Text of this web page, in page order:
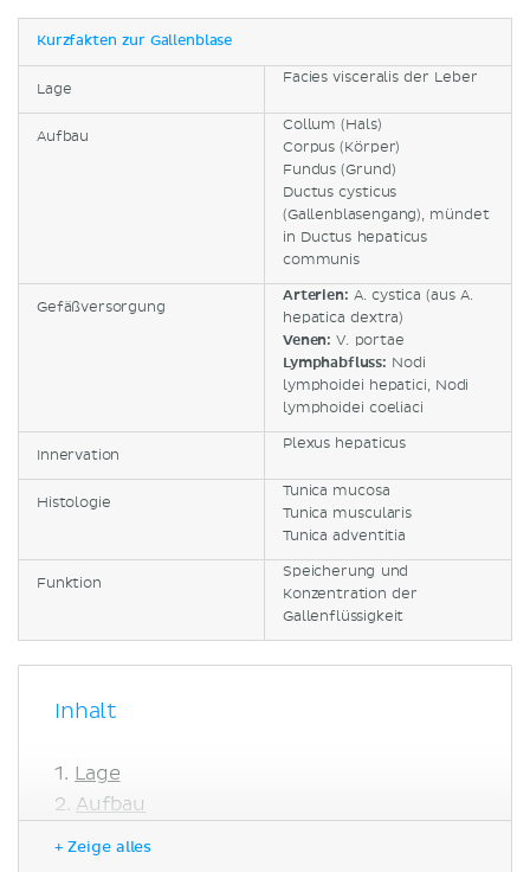
Kurzfakten zur Gallenblase
Lage
Facies visceralis der Leber
Aufbau
Collum (Hals)
Corpus (Körper)
Fundus (Grund)
Ductus cysticus
(Gallenblasengang), mündet
in Ductus hepaticus
communis
Gefäßversorgung
Arterien: A. cystica (aus A.
hepatica dextra)
Venen:V. portae
Lymphabfluss: Nodi
lymphoidei hepatici, Nodi
lymphoidei coeliaci
Innervation
Plexus hepaticus
Histologie
Tunica mucosa
Tunica muscularis
Tunica adventitia
Funktion
Speicherung und
Konzentration der
Gallenflüssigkeit
Inhalt
Lage
Aufbau
+ Zeige alles